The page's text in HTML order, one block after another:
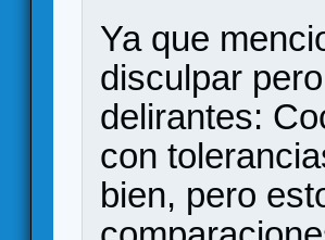
Ya que
disculpar
delirantes:
con
bien, pero